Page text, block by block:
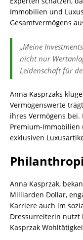
Immobilien und
Gesamtvermögens
„Meine
nicht nur
Leidenschaft für
Anna Kasprzaks
Vermögenswerte
ihres Vermögens
Premium-Immobilien
exklusiven
Anna Kasprzak,
Milliarden Dollar,
Karriere auch im
Dressurreiterin nutzt
Kasprzak